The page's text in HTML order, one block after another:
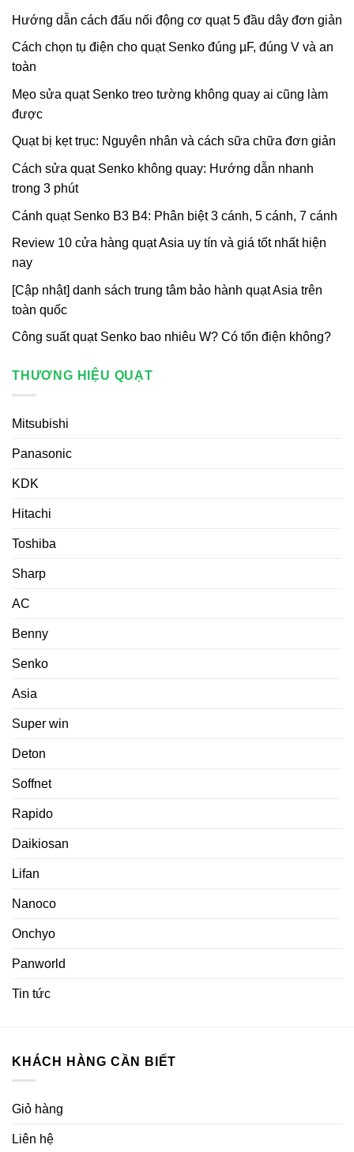
Hướng dẫn cách đấu nối động cơ quạt 5 đầu dây đơn giản
Cách chọn tụ điện cho quạt Senko đúng µF, đúng V và an
toàn
Mẹo sửa quạt Senko treo tường không quay ai cũng làm
được
Quạt bị kẹt trục: Nguyên nhân và cách sữa chữa đơn giản
Cách sửa quạt Senko không quay: Hướng dẫn nhanh
trong 3 phút
Cánh quạt Senko B3 B4: Phân biệt 3 cánh, 5 cánh, 7 cánh
Review 10 cửa hàng quạt Asia uy tín và giá tốt nhất hiện
nay
[Cập nhật] danh sách trung tâm bảo hành quạt Asia trên
toàn quốc
Công suất quạt Senko bao nhiêu W? Có tốn điện không?
THƯƠNG HIỆU QUẠT
Mitsubishi
Panasonic
KDK
Hitachi
Toshiba
Sharp
AC
Benny
Senko
Asia
Super win
Deton
Soffnet
Rapido
Daikiosan
Lifan
Nanoco
Onchyo
Panworld
Tin tức
KHÁCH HÀNG CẦN BIẾT
Giỏ hàng
Liên hệ